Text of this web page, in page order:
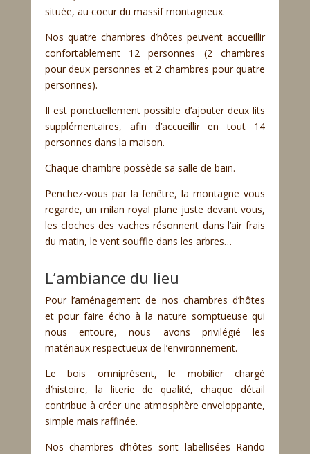
située, au coeur du massif montagneux.
Nos quatre chambres d’hôtes peuvent accueillir
confortablement 12 personnes (2 chambres
pour deux personnes et 2 chambres pour quatre
personnes).
Il est ponctuellement possible d’ajouter deux lits
supplémentaires, afin d’accueillir en tout 14
personnes dans la maison.
Chaque chambre possède sa salle de bain.
Penchez-vous par la fenêtre, la montagne vous
regarde, un milan royal plane juste devant vous,
les cloches des vaches résonnent dans l’air frais
du matin, le vent souffle dans les arbres…
L’ambiance du lieu
Pour l’aménagement de nos chambres d’hôtes
et pour faire écho à la nature somptueuse qui
nous entoure, nous avons privilégié les
matériaux respectueux de l’environnement.
Le bois omniprésent, le mobilier chargé
d’histoire, la literie de qualité, chaque détail
contribue à créer une atmosphère enveloppante,
simple mais raffinée.
Nos chambres d’hôtes sont labellisées Rando